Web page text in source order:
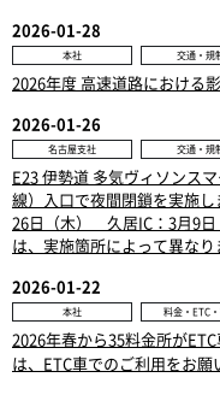
2026-01-28
本社 交通・規
2026年度 高速道路における
2026-01-26
名古屋支社 交通・規
E23 伊勢道 多気ヴィソンス
線）入口で夜間閉鎖を実施
26日（木） 久居IC：3月9
は、実施箇所によって異なり
2026-01-22
本社 料金・ETC
2026年春から35料金所が
は、ETC車でのご利用をお願